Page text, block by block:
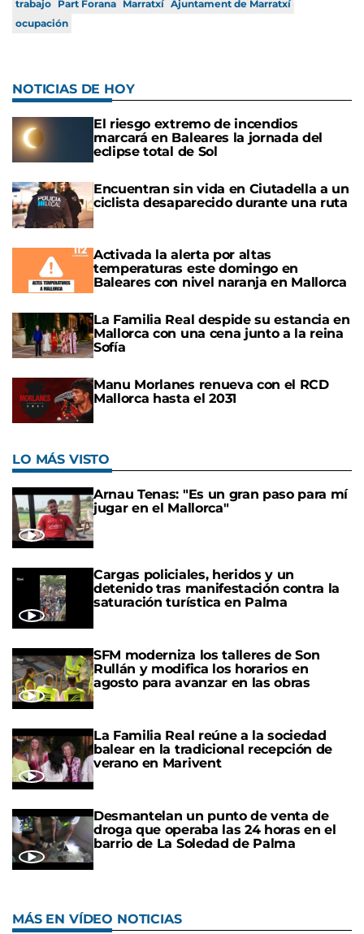
trabajo Part Forana Marratxí Ajuntament de Marratxí
ocupación
NOTICIAS DE HOY
El riesgo extremo de incendios
marcará en Baleares la jornada del
eclipse total de Sol
Encuentran sin vida en Ciutadella a un
ciclista desaparecido durante una ruta
Activada la alerta por altas
temperaturas este domingo en
Baleares con nivel naranja en Mallorca
La Familia Real despide su estancia en
Mallorca con una cena junto a la reina
Sofía
Manu Morlanes renueva con el RCD
Mallorca hasta el 2031
LO MÁS VISTO
Arnau Tenas: "Es un gran paso para mí
jugar en el Mallorca"
Cargas policiales, heridos y un
detenido tras manifestación contra la
saturación turística en Palma
SFM moderniza los talleres de Son
Rullán y modifica los horarios en
agosto para avanzar en las obras
La Familia Real reúne a la sociedad
balear en la tradicional recepción de
verano en Marivent
Desmantelan un punto de venta de
droga que operaba las 24 horas en el
barrio de La Soledad de Palma
MÁS EN VÍDEO NOTICIAS